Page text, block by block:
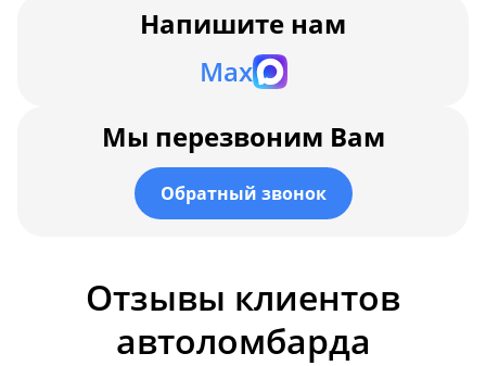
Напишите нам
Max
Мы перезвоним Вам
Обратный звонок
Отзывы клиентов
автоломбарда